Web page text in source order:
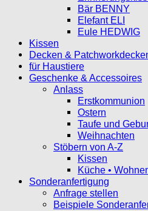
Bär BENNY
Elefant ELI
Eule HEDWIG
Kissen
Decken &
für Haustiere
Geschenke & Accessoires
Anlass
Erstkommunion
Ostern
Taufe und
Weihnachten
Stöbern von A-Z
Kissen
Küche •
Sonderanfertigung
Anfrage stellen
Beispiele